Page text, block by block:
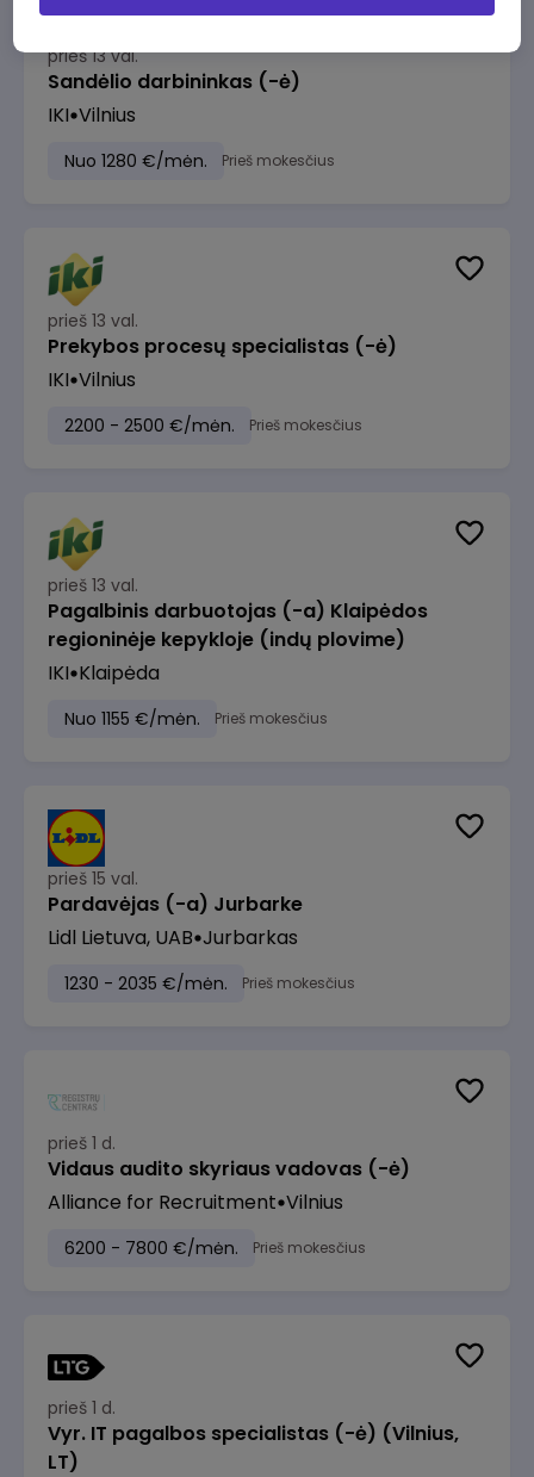
prieš 13 val.
Sandėlio darbininkas (-ė)
IKI Vilnius
Nuo 1280 €/mėn. Prieš mokesčius
prieš 13 val.
Prekybos procesų specialistas (-ė)
IKI Vilnius
2200 - 2500 €/mėn. Prieš mokesčius
prieš 13 val.
Pagalbinis darbuotojas (-a) Klaipėdos
regioninėje kepykloje (indų plovime)
IKI Klaipėda
Nuo 1155 €/mėn. Prieš mokesčius
prieš 15 val.
Pardavėjas (-a) Jurbarke
Lidl Lietuva, UAB Jurbarkas
1230 - 2035 €/mėn. Prieš mokesčius
prieš 1 d.
Vidaus audito skyriaus vadovas (-ė)
Alliance for Recruitment Vilnius
6200 - 7800 €/mėn. Prieš mokesčius
prieš 1 d.
Vyr. IT pagalbos specialistas (-ė) (Vilnius,
LT)